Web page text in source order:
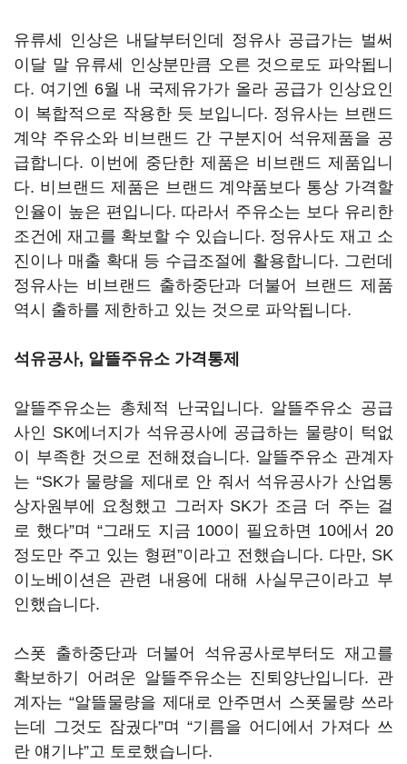
유류세 인상은 내달부터인데 정유사 공급가는 벌써
이달 말 유류세 인상분만큼 오른 것으로도 파악됩니
다. 여기엔 6월 내 국제유가가 올라 공급가 인상요인
이 복합적으로 작용한 듯 보입니다. 정유사는 브랜드
계약 주유소와 비브랜드 간 구분지어 석유제품을 공
급합니다. 이번에 중단한 제품은 비브랜드 제품입니
다. 비브랜드 제품은 브랜드 계약품보다 통상 가격할
인율이 높은 편입니다. 따라서 주유소는 보다 유리한
조건에 재고를 확보할 수 있습니다. 정유사도 재고 소
진이나 매출 확대 등 수급조절에 활용합니다. 그런데
정유사는 비브랜드 출하중단과 더불어 브랜드 제품
역시 출하를 제한하고 있는 것으로 파악됩니다.
석유공사, 알뜰주유소 가격통제
알뜰주유소는 총체적 난국입니다. 알뜰주유소 공급
사인 SK에너지가 석유공사에 공급하는 물량이 턱없
이 부족한 것으로 전해졌습니다. 알뜰주유소 관계자
는 “SK가 물량을 제대로 안 줘서 석유공사가 산업통
상자원부에 요청했고 그러자 SK가 조금 더 주는 걸
로 했다”며 “그래도 지금 100이 필요하면 10에서 20
정도만 주고 있는 형편”이라고 전했습니다. 다만, SK
이노베이션은 관련 내용에 대해 사실무근이라고 부
인했습니다.
스폿 출하중단과 더불어 석유공사로부터도 재고를
확보하기 어려운 알뜰주유소는 진퇴양난입니다. 관
계자는 “알뜰물량을 제대로 안주면서 스폿물량 쓰라
는데 그것도 잠궜다”며 “기름을 어디에서 가져다 쓰
란 얘기냐”고 토로했습니다.